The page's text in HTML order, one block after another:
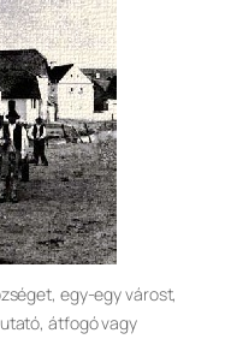
egy-egy várost,
átfogó vagy